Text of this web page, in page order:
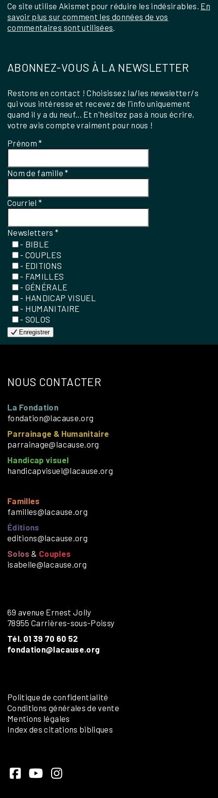
Ce site utilise Akismet pour réduire les indésirables. En
savoir plus sur comment les données de vos
commentaires sont utilisées
ABONNEZ-VOUS À LA NEWSLETTER
Restons en contact ! Choisissez la/les newsletter/s
qui vous intéresse et recevez de l'info uniquement
quand il y a du neuf... Et n'hésitez pas à nous écrire,
votre avis compte vraiment pour nous !
Prénom*
Nom de famille*
Courriel*
Newsletters*
- BIBLE
- COUPLES
- EDITIONS
- FAMILLES
- GÉNÉRALE
- HANDICAP VISUEL
- HUMANITAIRE
- SOLOS
Enregistrer
NOUS CONTACTER
La Fondation
fondation@lacause.org
Parrainage & Humanitaire
parrainage@lacause.org
Handicap visuel
handicapvisuel@lacause.org
Familles
familles@lacause.org
Éditions
editions@lacause.org
Solos & Couples
isabelle@lacause.org
69 avenue Ernest Jolly
78955 Carrières-sous-Poissy
Tél. 01 39 70 60 52
fondation@lacause.org
Politique de confidentialité
Conditions générales de vente
Mentions légales
Index des citations bibliques